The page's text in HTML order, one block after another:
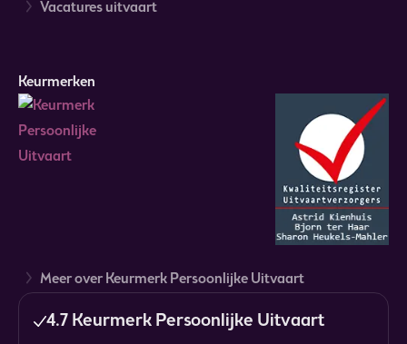
Vacatures uitvaart
Keurmerken
Meer over Keurmerk Persoonlijke Uitvaart
4.7 Keurmerk Persoonlijke Uitvaart